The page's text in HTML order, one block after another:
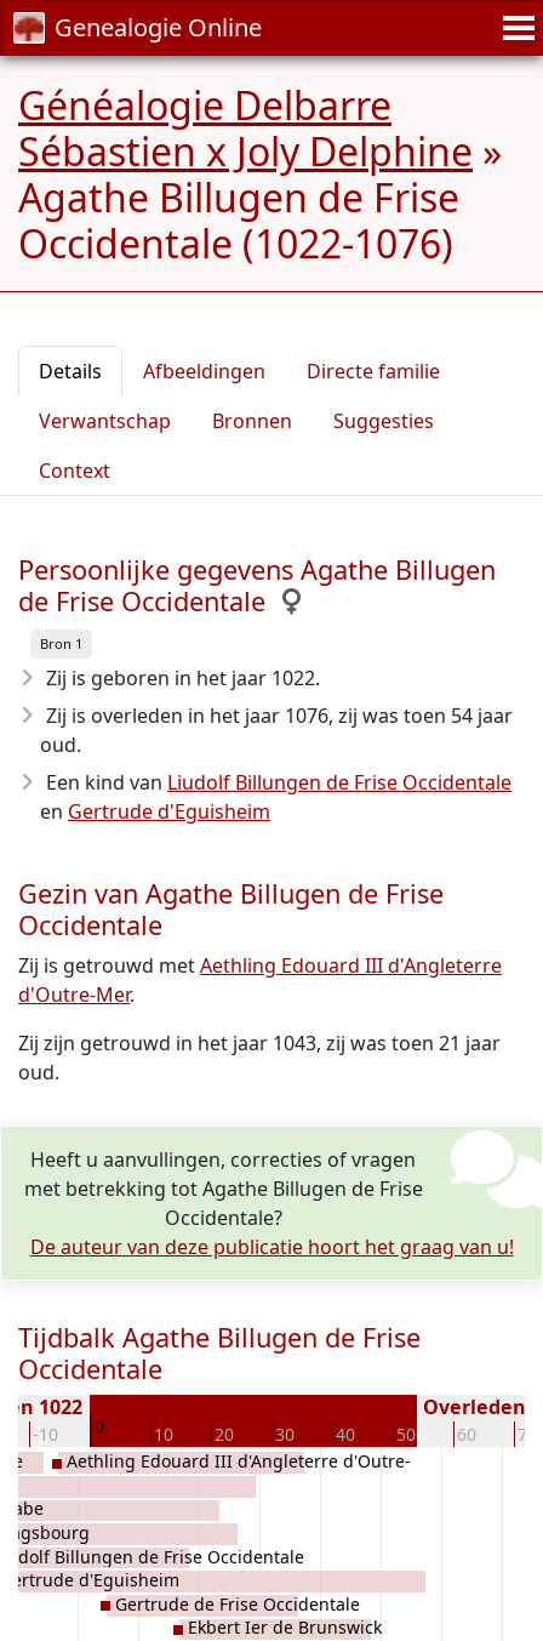
Genealogie Online
Généalogie Delbarre
Sébastien x Joly Delphine »
Agathe Billugen de Frise
Occidentale (1022-1076)
Details Afbeeldingen
Directe familie
Verwantschap
Bronnen
Suggesties
Context
Persoonlijke gegevens Agathe Billugen
de Frise Occidentale
Bron 1
Zij is geboren in het jaar 1022.
Zij is overleden in het jaar 1076, zij was toen 54 jaar
oud.
Een kind van Liudolf Billungen de Frise Occidentale
en Gertrude d'Eguisheim
Gezin van Agathe Billugen de Frise
Occidentale
Zij is getrouwd metAethling Edouard III d'Angleterre
d'Outre-Mer.
Zij zijn getrouwd in het jaar 1043, zij was toen 21 jaar
oud.
Heeft u aanvullingen, correcties of vragen
met betrekking tot Agathe Billugen de Frise
Occidentale?
De auteur van deze publicatie hoort het graag van u!
Tijdbalk Agathe Billugen de Frise
Occidentale
-10 0 10 20 30 40 50 60 70
1022 Overleden (
Billungen de Frise Occidentale
Gertrude d'Eguisheim
Aethling Edouard III d'Angleterre d'Outre-
Gertrude de Frise Occidentale
Ekbert Ier de Brunswick